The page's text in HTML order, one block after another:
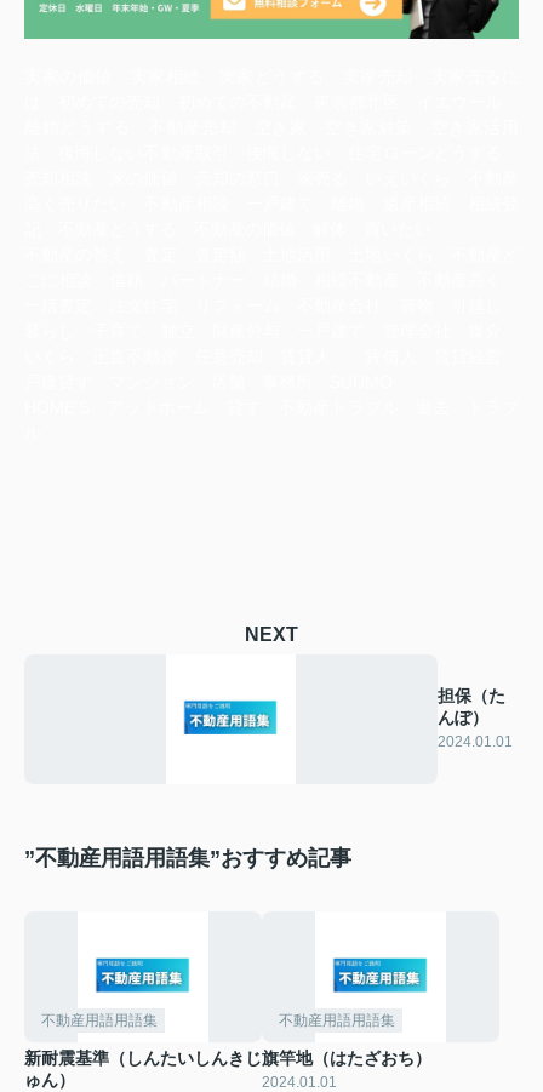
NEXT
担保（た
んぽ）
2024.01.01
”不動産用語用語集”おすすめ記事
不動産用語用語集
新耐震基準（しんたいしんきじ
ゅん）
不動産用語用語集
旗竿地（はたざおち）
2024.01.01